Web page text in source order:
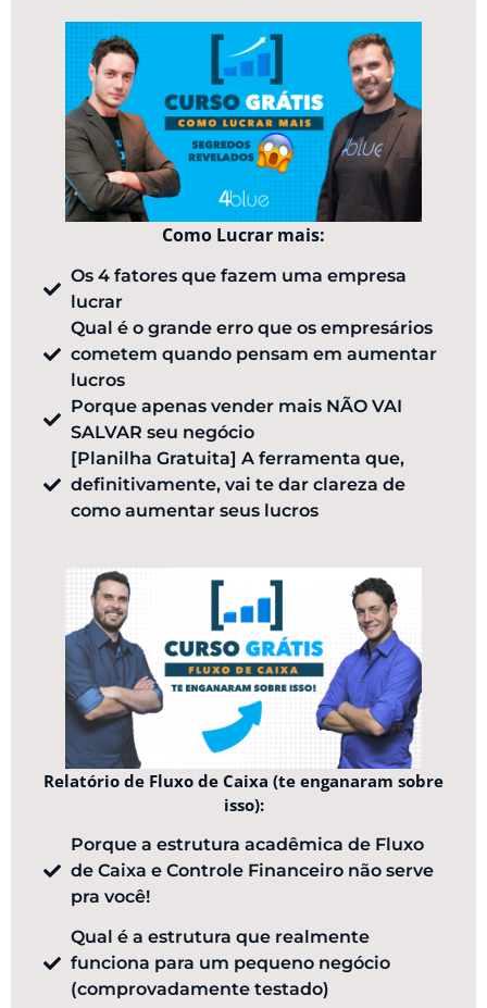
Como Lucrar mais:
Os 4 fatores que fazem uma empresa
lucrar
Qual é o grande erro que os empresários
cometem quando pensam em aumentar
lucros
Porque apenas vender mais NÃO VAI
SALVAR seu negócio
[Planilha Gratuita] ​A ferramenta que,
definitivamente, vai te dar clareza de
como aumentar seus lucros
Relatório de Fluxo de Caixa (te enganaram sobre
isso):
Porque a estrutura acadêmica de Fluxo
de Caixa e Controle Financeiro não serve
pra você!
Qual é a estrutura que realmente
funciona para um pequeno negócio
(comprovadamente testado)